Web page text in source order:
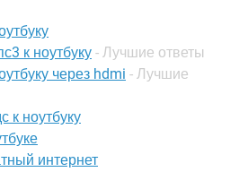
к ноутбуку - Лучшие ответы
через hdmi - Лучшие
к ноутбуку
интернет